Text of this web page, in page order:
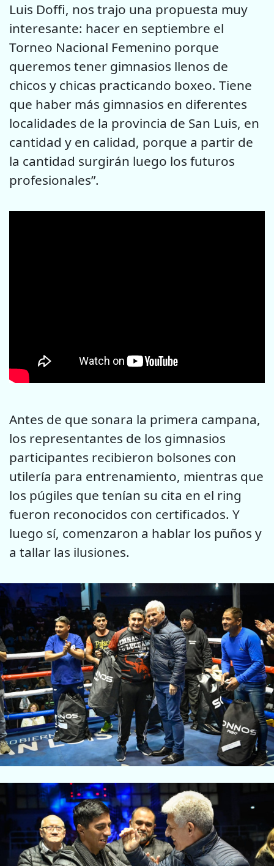
Luis Doffi, nos trajo una propuesta muy
interesante: hacer en septiembre el
Torneo Nacional Femenino porque
queremos tener gimnasios llenos de
chicos y chicas practicando boxeo. Tiene
que haber más gimnasios en diferentes
localidades de la provincia de San Luis, en
cantidad y en calidad, porque a partir de
la cantidad surgirán luego los futuros
profesionales”.
Antes de que sonara la primera campana,
los representantes de los gimnasios
participantes recibieron bolsones con
utilería para entrenamiento, mientras que
los púgiles que tenían su cita en el ring
fueron reconocidos con certificados. Y
luego sí, comenzaron a hablar los puños y
a tallar las ilusiones.